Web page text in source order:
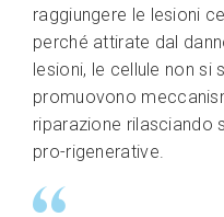
raggiungere le lesioni
perché attirate dal
lesioni, le cellule non si
promuovono
riparazione rilasciando
pro-rigenerative.